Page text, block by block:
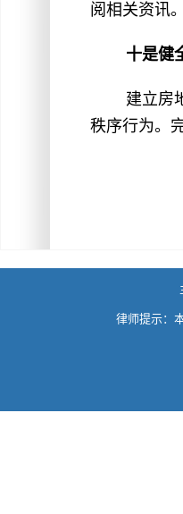
阅相关资讯。
十是健
建立房
秩序行为。
律师提示：